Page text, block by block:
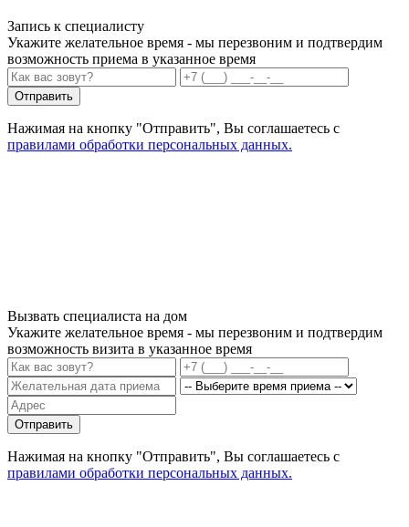
Запись к специалисту
Укажите желательное время - мы перезвоним и подтвердим
возможность приема в указанное время
Отправить
Нажимая на кнопку "Отправить", Вы соглашаетесь с
правилами обработки персональных данных.
Вызвать специалиста на дом
Укажите желательное время - мы перезвоним и подтвердим
возможность визита в указанное время
Отправить
Нажимая на кнопку "Отправить", Вы соглашаетесь с
правилами обработки персональных данных.